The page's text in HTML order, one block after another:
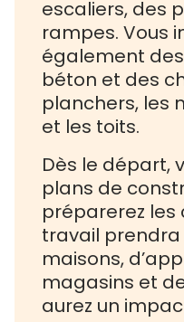
escaliers, des
rampes. Vous
également
béton et des
planchers, les
et les toits.
Dès le départ,
plans de
préparerez les
travail
maisons,
magasins et
aurez un